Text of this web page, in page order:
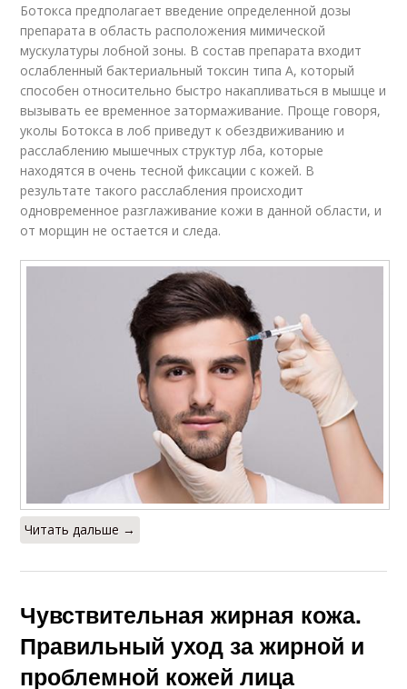
Ботокса предполагает введение определенной дозы
препарата в область расположения мимической
мускулатуры лобной зоны. В состав препарата входит
ослабленный бактериальный токсин типа А, который
способен относительно быстро накапливаться в мышце и
вызывать ее временное затормаживание. Проще говоря,
уколы Ботокса в лоб приведут к обездвиживанию и
расслаблению мышечных структур лба, которые
находятся в очень тесной фиксации с кожей. В
результате такого расслабления происходит
одновременное разглаживание кожи в данной области, и
от морщин не остается и следа.
Читать дальше →
Чувствительная жирная кожа.
Правильный уход за жирной и
проблемной кожей лица